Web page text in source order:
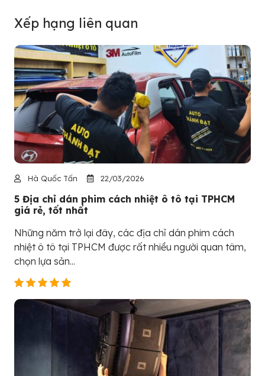
Xếp hạng liên quan
Hà Quốc Tấn 22/03/2026
5 Địa chỉ dán phim cách nhiệt ô tô tại TPHCM
giá rẻ, tốt nhất
Những năm trở lại đây, các địa chỉ dán phim cách
nhiệt ô tô tại TPHCM được rất nhiều người quan tâm,
chọn lựa sản...